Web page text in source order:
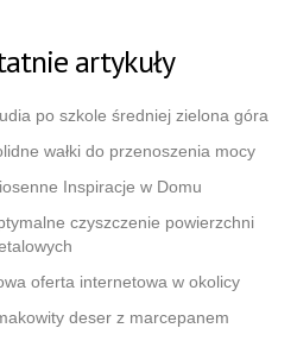
artykuły
po szkole średniej zielona góra
wałki do przenoszenia mocy
Inspiracje w Domu
czyszczenie powierzchni
oferta internetowa w okolicy
deser z marcepanem